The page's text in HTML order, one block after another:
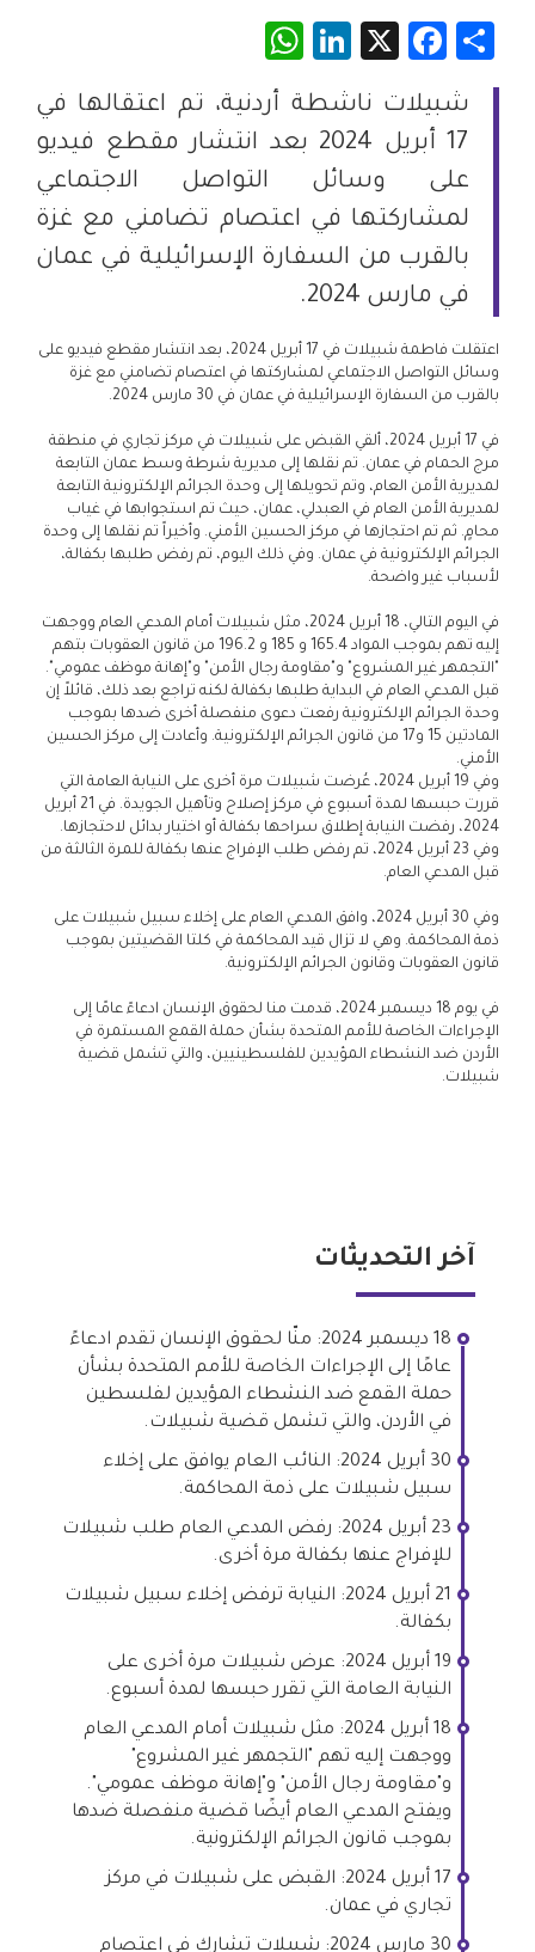
Share
Facebook
LinkedIn
شبيلات ناشطة أردنية، تم اعتقالها في
17 أبريل 2024 بعد انتشار مقطع فيديو
على وسائل التواصل الاجتماعي
لمشاركتها في اعتصام تضامني مع غزة
بالقرب من السفارة الإسرائيلية في عمان
في مارس 2024.
اعتقلت فاطمة شبيلات في 17 أبريل 2024، بعد انتشار مقطع فيديو على
وسائل التواصل الاجتماعي لمشاركتها في اعتصام تضامني مع غزة
بالقرب من السفارة الإسرائيلية في عمان في 30 مارس 2024.
في 17 أبريل 2024، ألقي القبض على شبيلات في مركز تجاري في منطقة
مرج الحمام في عمان. تم نقلها إلى مديرية شرطة وسط عمان التابعة
لمديرية الأمن العام، وتم تحويلها إلى وحدة الجرائم الإلكترونية التابعة
لمديرية الأمن العام في العبدلي، عمان، حيث تم استجوابها في غياب
محامٍ. ثم تم احتجازها في مركز الحسين الأمني. وأخيراً تم نقلها إلى وحدة
الجرائم الإلكترونية في عمان. وفي ذلك اليوم، تم رفض طلبها بكفالة،
لأسباب غير واضحة.
في اليوم التالي، 18 أبريل 2024، مثل شبيلات أمام المدعي العام ووجهت
إليه تهم بموجب المواد 165.4 و 185 و 196.2 من قانون العقوبات بتهم
"التجمهر غير المشروع" و"مقاومة رجال الأمن" و"إهانة موظف عمومي".
قبل المدعي العام في البداية طلبها بكفالة لكنه تراجع بعد ذلك، قائلاً إن
وحدة الجرائم الإلكترونية رفعت دعوى منفصلة أخرى ضدها بموجب
المادتين 15 و17 من قانون الجرائم الإلكترونية. وأعادت إلى مركز الحسين
الأمني.
وفي 19 أبريل 2024، عُرضت شبيلات مرة أخرى على النيابة العامة التي
قررت حبسها لمدة أسبوع في مركز إصلاح وتأهيل الجويدة. في 21 أبريل
2024، رفضت النيابة إطلاق سراحها بكفالة أو اختيار بدائل لاحتجازها.
وفي 23 أبريل 2024، تم رفض طلب الإفراج عنها بكفالة للمرة الثالثة من
قبل المدعي العام.
وفي 30 أبريل 2024، وافق المدعي العام على إخلاء سبيل شبيلات على
ذمة المحاكمة. وهي لا تزال قيد المحاكمة في كلتا القضيتين بموجب
قانون العقوبات وقانون الجرائم الإلكترونية.
في يوم 18 ديسمبر 2024، قدمت منا لحقوق الإنسان ادعاءً عامًا إلى
الإجراءات الخاصة للأمم المتحدة بشأن حملة القمع المستمرة في
الأردن ضد النشطاء المؤيدين للفلسطينيين، والتي تشمل قضية
شبيلات.
آخر التحديثات
18 ديسمبر 2024: منّا لحقوق الإنسان تقدم ادعاءً
عامًا إلى الإجراءات الخاصة للأمم المتحدة بشأن
حملة القمع ضد النشطاء المؤيدين لفلسطين
في الأردن، والتي تشمل قضية شبيلات.
30 أبريل 2024: النائب العام يوافق على إخلاء
سبيل شبيلات على ذمة المحاكمة.
23 أبريل 2024: رفض المدعي العام طلب شبيلات
للإفراج عنها بكفالة مرة أخرى.
21 أبريل 2024: النيابة ترفض إخلاء سبيل شبيلات
بكفالة.
19 أبريل 2024: عرض شبيلات مرة أخرى على
النيابة العامة التي تقرر حبسها لمدة أسبوع.
18 أبريل 2024: مثل شبيلات أمام المدعي العام
ووجهت إليه تهم "التجمهر غير المشروع"
و"مقاومة رجال الأمن" و"إهانة موظف عمومي".
ويفتح المدعي العام أيضًا قضية منفصلة ضدها
بموجب قانون الجرائم الإلكترونية.
17 أبريل 2024: القبض على شبيلات في مركز
تجاري في عمان.
30 مارس 2024: شبيلات تشارك في اعتصام